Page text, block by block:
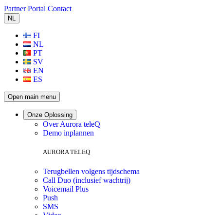
Partner Portal Contact
NL
FI
NL
PT
SV
EN
ES
Open main menu
Onze Oplossing
Over Aurora teleQ
Demo inplannen
AURORA TELEQ
Terugbellen volgens tijdschema
Call Duo (inclusief wachtrij)
Voicemail Plus
Push
SMS